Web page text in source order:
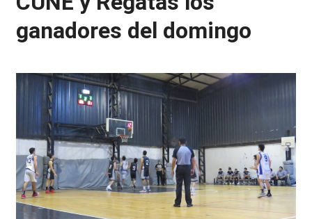
ganadores del domingo